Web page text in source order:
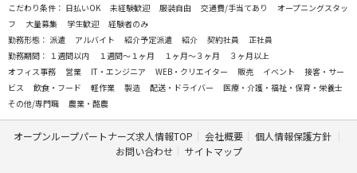
こだわり条件： 日払いOK 未経験歓迎 服装自由 交通費/手当てあり
オープニングスタッ
フ
大量募集 学生歓迎
経験者のみ
勤務形態： 派遣 アルバイト 紹介予定派遣 紹介 契約社員
正社員
勤務期間： １週間以内 １週間～１ヶ月 １ヶ月～３ヶ月
３ヶ月以上
オフィス事務
営業 IT・エンジニア WEB・クリエイター 販売 イベント
接客・サー
ビス
飲食・フード 軽作業 製造 配送・ドライバー
医療・介護・福祉・保育・栄養士
その他/専門職
農業・酪農
オープンループパートナーズ求人情報TOP 会社概要
個人情報保護方針
お問い合わせ
サイトマップ